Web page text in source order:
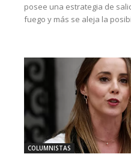
posee una estrategia de
fuego y más se aleja la
COLUMNISTAS